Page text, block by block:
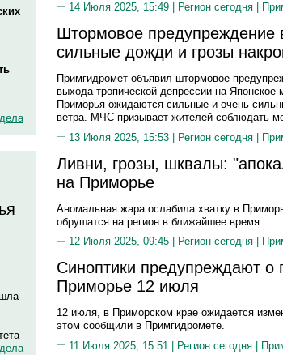
14 Июля 2025, 15:49 | Регион сегодня
Штормовое предупреждение
сильные дожди и грозы
Примгидромет объявил штормовое
выхода тропической депрессии на Японское
Приморья ожидаются сильные и очень
ветра. МЧС призывает жителей соблюдать
13 Июля 2025, 15:53 | Регион сегодня |
Ливни, грозы, шквалы:
на Приморье
Аномальная жара ослабила хватку в
обрушатся на регион в ближайшее время.
12 Июля 2025, 09:45 |
Регион сегодня
Синоптики предупреждают о
Приморье 12 июля
12 июля, в Приморском крае ожидается
этом сообщили в Примгидромете.
11 Июля 2025, 15:51 | Регион сегодня |